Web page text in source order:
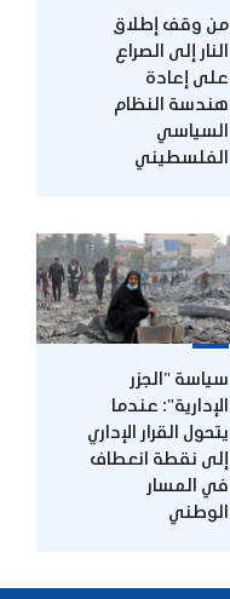
من وقف إطلاق
النار إلى الصراع
على إعادة
هندسة النظام
السياسي
الفلسطيني
سياسة "الجزر
الإدارية": عندما
يتحول القرار الإداري
إلى نقطة انعطاف
في المسار
الوطني